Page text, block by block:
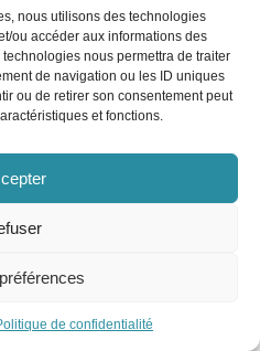
nous utilisons des technologies
ou accéder aux informations des
nous permettra de traiter
de navigation ou les ID uniques
ou de retirer son consentement peut
et fonctions.
de confidentialité
NIMES METROPOLE
du Dgs
NIMES